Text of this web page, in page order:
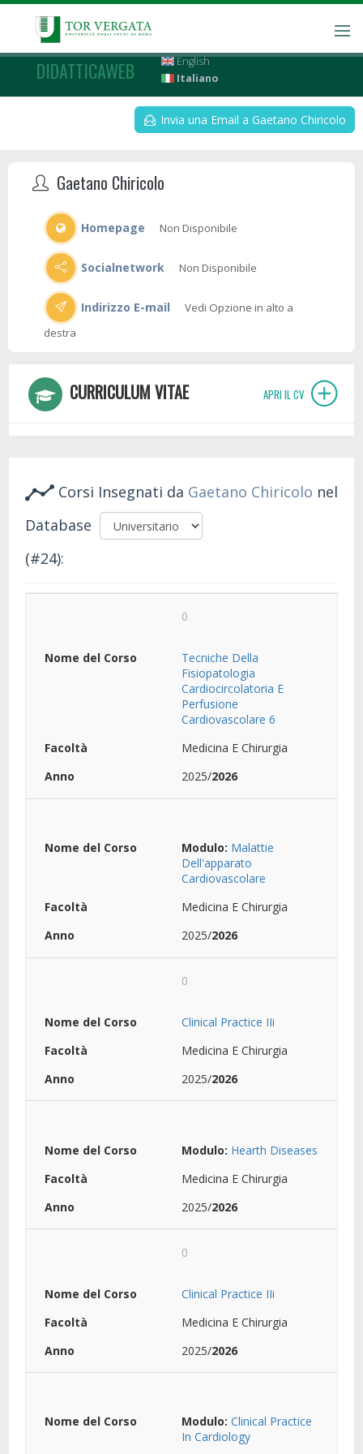
DIDATTICAWEB
English
Italiano
Invia una Email a Gaetano Chiricolo
Gaetano Chiricolo
Homepage Non Disponibile
Socialnetwork Non Disponibile
Indirizzo E-mail
Vedi Opzione in alto a
destra
CURRICULUM VITAE APRI IL CV
Corsi Insegnati da Gaetano Chiricolo
Database
(#24):
0
Tecniche Della
Fisiopatologia
Cardiocircolatoria E
Perfusione
Cardiovascolare 6
Medicina E Chirurgia
2025/2026
Modulo: Malattie
Dell'apparato
Cardiovascolare
Medicina E Chirurgia
2025/2026
0
Clinical Practice IIi
Medicina E Chirurgia
2025/2026
Modulo: Hearth Diseases
Medicina E Chirurgia
2025/2026
0
Clinical Practice IIi
Medicina E Chirurgia
2025/2026
Modulo: Clinical Practice
In Cardiology